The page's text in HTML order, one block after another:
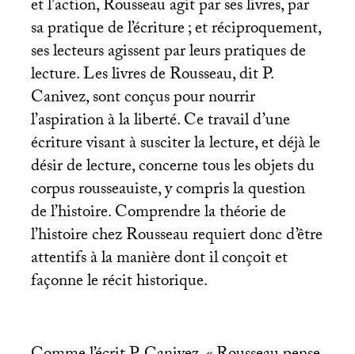
et l’action, Rousseau agit par ses livres, par
sa pratique de l’écriture; et réciproquement,
ses lecteurs agissent par leurs pratiques de
lecture. Les livres de Rousseau, dit P.
Canivez, sont conçus pour nourrir
l’aspiration à la liberté. Ce travail d’une
écriture visant à susciter la lecture, et déjà le
désir de lecture, concerne tous les objets du
corpus rousseauiste, y compris la question
de l’histoire. Comprendre la théorie de
l’histoire chez Rousseau requiert donc d’être
attentifs à la manière dont il conçoit et
façonne le récit historique.